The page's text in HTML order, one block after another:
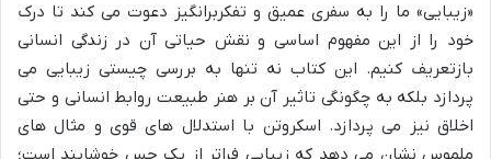
«زیبایی» ما را به سفری عمیق و تفکربرانگیز دعوت می کند تا درک
خود را از این مفهوم اساسی و نقش حیاتی آن در زندگی انسانی
بازتعریف کنیم. این کتاب نه تنها به بررسی چیستی زیبایی می
پردازد بلکه به چگونگی تاثیر آن بر هنر طبیعت روابط انسانی و حتی
اخلاق نیز می پردازد. اسکروتن با استدلال های قوی و مثال های
ملموس نشان می دهد که زیبایی فراتر از یک حس خوشایند است؛